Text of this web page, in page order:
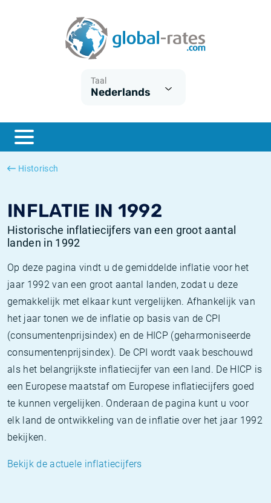
Taal
Nederlands
Historisch
INFLATIE IN 1992
Historische inflatiecijfers van een groot aantal
landen in 1992
Op deze pagina vindt u de gemiddelde inflatie voor het
jaar 1992 van een groot aantal landen, zodat u deze
gemakkelijk met elkaar kunt vergelijken. Afhankelijk van
het jaar tonen we de inflatie op basis van de CPI
(consumentenprijsindex) en de HICP (geharmoniseerde
consumentenprijsindex). De CPI wordt vaak beschouwd
als het belangrijkste inflatiecijfer van een land. De HICP is
een Europese maatstaf om Europese inflatiecijfers goed
te kunnen vergelijken. Onderaan de pagina kunt u voor
elk land de ontwikkeling van de inflatie over het jaar 1992
bekijken.
Bekijk de actuele inflatiecijfers
ESTER
SONIA
Wat is CPI inflatie?
Wat is HICP inflatie?
Nederlandse inflatie - CPI
Amerikaanse inflatie - CPI
Euribor historie
SOFR historie
TONAR historie
Inflatiecalculator